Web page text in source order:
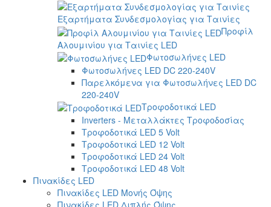
Εξαρτήματα Συνδεσμολογίας για Ταινίες
Προφίλ
Αλουμινίου για Ταινίες LED
Φωτοσωλήνες LED
Φωτοσωλήνες LED DC 220-240V
Παρελκόμενα για Φωτοσωλήνες LED DC
220-240V
Τροφοδοτικά LED
Inverters - Μεταλλάκτες Τροφοδοσίας
Τροφοδοτικά LED 5 Volt
Τροφοδοτικά LED 12 Volt
Τροφοδοτικά LED 24 Volt
Τροφοδοτικά LED 48 Volt
Πινακίδες LED
Πινακίδες LED Μονής Όψης